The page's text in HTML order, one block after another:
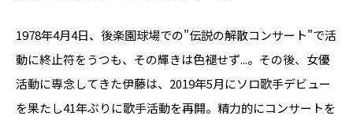
1978年4月4日、後楽園球場での"伝説の解散コンサート"で活
動に終止符をうつも、その輝きは色褪せず...。その後、女優
活動に専念してきた伊藤は、2019年5月にソロ歌手デビュー
を果たし41年ぶりに歌手活動を再開。精力的にコンサートを